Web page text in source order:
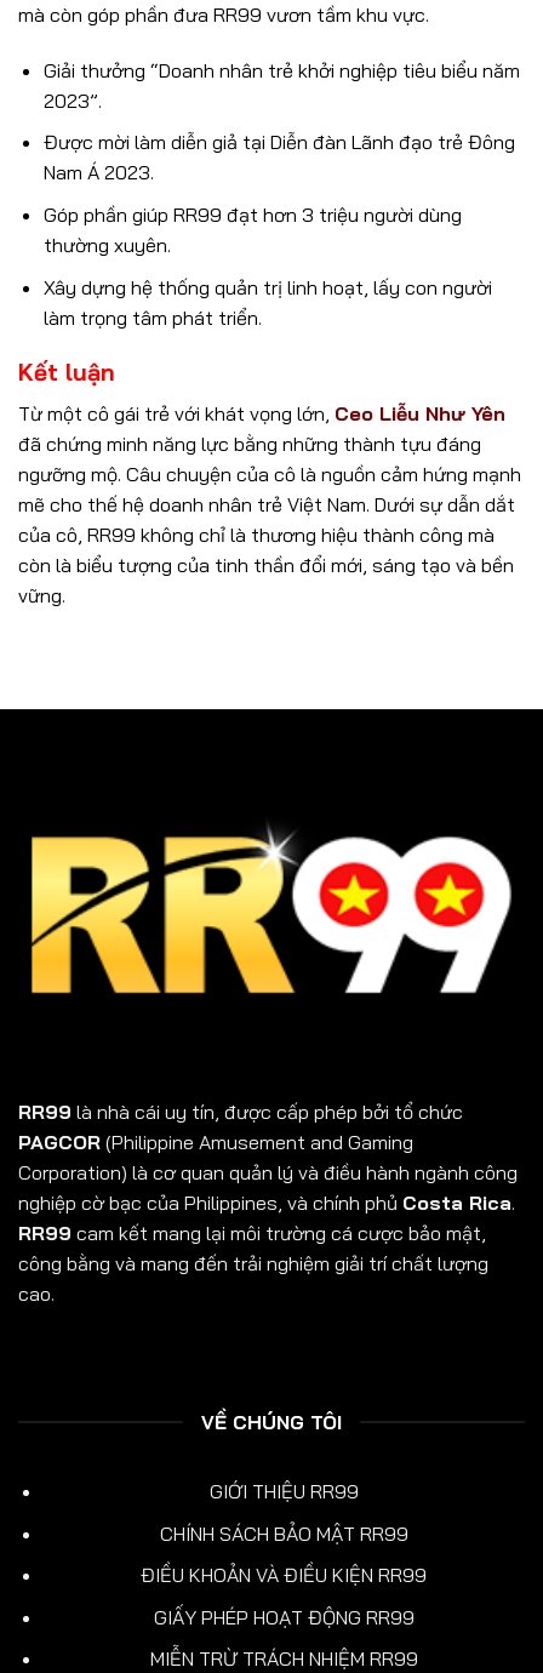
mà còn góp phần đưa RR99 vươn tầm khu vực.
Giải thưởng “Doanh nhân trẻ khởi nghiệp tiêu biểu năm
2023”.
Được mời làm diễn giả tại Diễn đàn Lãnh đạo trẻ Đông
Nam Á 2023.
Góp phần giúp RR99 đạt hơn 3 triệu người dùng
thường xuyên.
Xây dựng hệ thống quản trị linh hoạt, lấy con người
làm trọng tâm phát triển.
Kết luận
Từ một cô gái trẻ với khát vọng lớn, Ceo Liễu Như Yên
đã chứng minh năng lực bằng những thành tựu đáng
ngưỡng mộ. Câu chuyện của cô là nguồn cảm hứng mạnh
mẽ cho thế hệ doanh nhân trẻ Việt Nam. Dưới sự dẫn dắt
của cô, RR99 không chỉ là thương hiệu thành công mà
còn là biểu tượng của tinh thần đổi mới, sáng tạo và bền
vững.
RR99 là nhà cái uy tín, được cấp phép bởi tổ chức
PAGCOR (Philippine Amusement and Gaming
Corporation) là cơ quan quản lý và điều hành ngành công
nghiệp cờ bạc của Philippines, và chính phủ Costa Rica.
RR99 cam kết mang lại môi trường cá cược bảo mật,
công bằng và mang đến trải nghiệm giải trí chất lượng
cao.
VỀ CHÚNG TÔI
GIỚI THIỆU RR99
CHÍNH SÁCH BẢO MẬT RR99
ĐIỀU KHOẢN VÀ ĐIỀU KIỆN RR99
GIẤY PHÉP HOẠT ĐỘNG RR99
MIỄN TRỪ TRÁCH NHIỆM RR99